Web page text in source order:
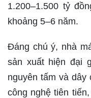
1.200–1.500 tỷ
khoảng 5–6 năm.
Đáng chú ý, nhà
sản xuất hiện đại
nguyên tấm và dây
công nghệ tiên